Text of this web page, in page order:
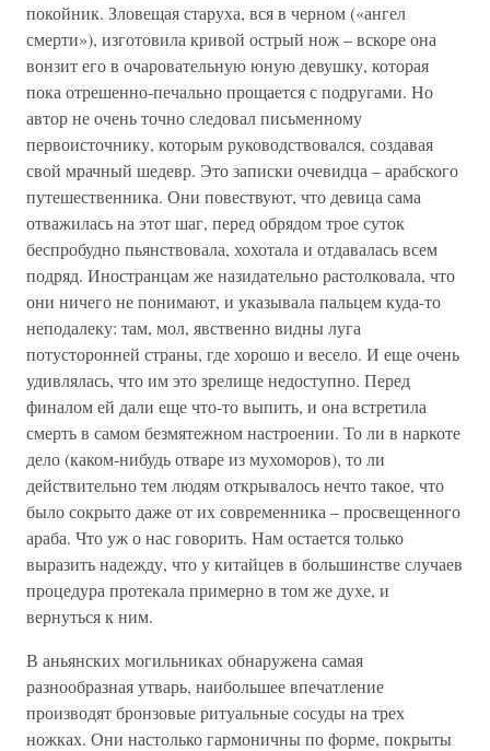
покойник. Зловещая старуха, вся в черном («ангел
смерти»), изготовила кривой острый нож – вскоре она
вонзит его в очаровательную юную девушку, которая
пока отрешенно-печально прощается с подругами. Но
автор не очень точно следовал письменному
первоисточнику, которым руководствовался, создавая
свой мрачный шедевр. Это записки очевидца – арабского
путешественника. Они повествуют, что девица сама
отважилась на этот шаг, перед обрядом трое суток
беспробудно пьянствовала, хохотала и отдавалась всем
подряд. Иностранцам же назидательно растолковала, что
они ничего не понимают, и указывала пальцем куда-то
неподалеку: там, мол, явственно видны луга
потусторонней страны, где хорошо и весело. И еще очень
удивлялась, что им это зрелище недоступно. Перед
финалом ей дали еще что-то выпить, и она встретила
смерть в самом безмятежном настроении. То ли в наркоте
дело (каком-нибудь отваре из мухоморов), то ли
действительно тем людям открывалось нечто такое, что
было сокрыто даже от их современника – просвещенного
араба. Что уж о нас говорить. Нам остается только
выразить надежду, что у китайцев в большинстве случаев
процедура протекала примерно в том же духе, и
вернуться к ним.
В аньянских могильниках обнаружена самая
разнообразная утварь, наибольшее впечатление
производят бронзовые ритуальные сосуды на трех
ножках. Они настолько гармоничны по форме, покрыты